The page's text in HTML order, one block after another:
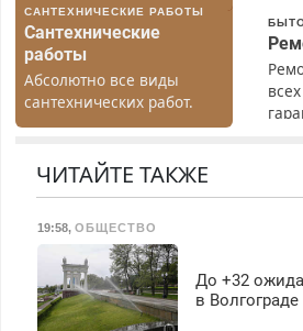
САНТЕХНИЧЕСКИЕ РАБОТЫ
Сантехнические
работы
Абсолютно все виды
сантехнических работ.
Быстро. Качественно.
ЧИТАЙТЕ ТАКЖЕ
19:58, ОБЩЕСТВО
До +32
в Волгограде